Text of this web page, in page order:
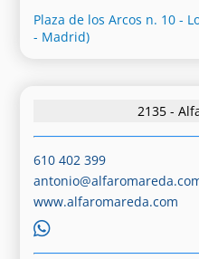
Plaza de los Arcos n. 10 -
- Madrid)
2135 -
610 402 399
www.alfaromareda.com